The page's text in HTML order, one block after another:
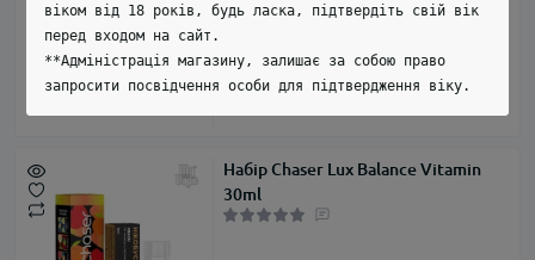
279.00 грн
Набір Chaser Lux Balance Vitamin
30ml
віком від 18 років, будь ласка, підтвердіть свій вік
перед входом на сайт.
**Адміністрація магазину, залишає за собою право
запросити посвідчення особи для підтвердження віку.